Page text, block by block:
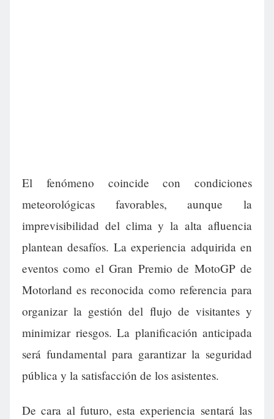
El fenómeno coincide con condiciones
meteorológicas favorables, aunque la
imprevisibilidad del clima y la alta afluencia
plantean desafíos. La experiencia adquirida en
eventos como el Gran Premio de MotoGP de
Motorland es reconocida como referencia para
organizar la gestión del flujo de visitantes y
minimizar riesgos. La planificación anticipada
será fundamental para garantizar la seguridad
pública y la satisfacción de los asistentes.
De cara al futuro, esta experiencia sentará las